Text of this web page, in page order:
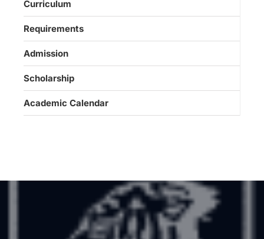
Curriculum
Requirements
Admission
Scholarship
Academic Calendar